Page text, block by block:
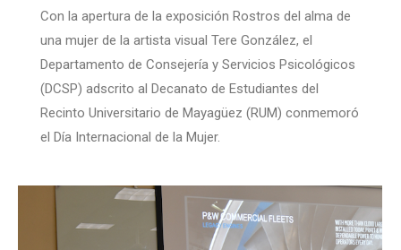
Con la apertura de la exposición Rostros del alma de
una mujer de la artista visual Tere González, el
Departamento de Consejería y Servicios Psicológicos
(DCSP) adscrito al Decanato de Estudiantes del
Recinto Universitario de Mayagüez (RUM) conmemoró
el Día Internacional de la Mujer.